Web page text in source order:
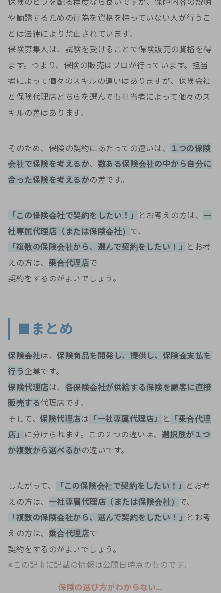
保険のビラを配る程度なら良いですが、保障内容の説明
や勧誘するための行為を資格を持っていない人が行うこ
とは法律により禁止されています。
保険募集人は、試験を受けることで保険販売の資格を得
ます。つまり、保険の販売はプロが行っています。担当
者によって個々のスキルの違いはありますが、保険会社
と保険代理店どちらを選んでも担当者によって個々のス
キルの差はあります。
そのため、保険の契約にあたっての違いは、
１つの保険
会社で保険を考えるか、 数ある保険会社の中から自分に
合った保険を考えるかの差です。
「この保険会社で契約をしたい！」 とお考えの方は、 一
社専属代理店（または保険会社） で、
「複数の保険会社から、選んで契約をしたい！」
とお考
えの方は、 乗合代理店で
契約をするのがよいでしょう。
■まとめ
保険会社は、 保険商品を開発し、提供し、保険金支払を
行う企業です。
保険代理店は、 各保険会社が供給する保険を顧客に直接
販売する代理店です。
そして、 保険代理店は 「一社専属代理店」 と
「乗合代理
店」 に分けられます。この２つの違いは、 選択肢が１つ
か複数から選べるかの違いです。
したがって、 「この保険会社で契約をしたい！」
とお考
えの方は、 一社専属代理店（または保険会社） で、
「複数の保険会社から、選んで契約をしたい！」
とお考
えの方は、 乗合代理店で
契約をするのがよいでしょう。
※この記事に記載の情報は公開日時点のものです。
保険の選び方がわからない…